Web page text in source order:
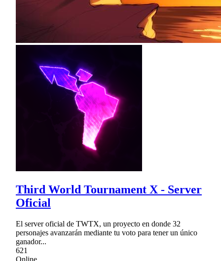
Third World Tournament X - Server
Oficial
El server oficial de TWTX, un proyecto en donde 32
personajes avanzarán mediante tu voto para tener un único
ganador...
621